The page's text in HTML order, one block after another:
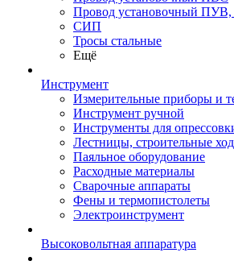
Провод установочный
СИП
Тросы стальные
Ещё
Инструмент
Измерительные приборы и
Инструмент ручной
Инструменты для
Лестницы, строительные
Паяльное оборудование
Расходные материалы
Сварочные аппараты
Фены и термопистолеты
Электроинструмент
Высоковольтная аппаратура